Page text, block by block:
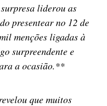
liderou as
presentear no 12 de
menções ligadas à
surpreendente e
a ocasião.**
que muitos